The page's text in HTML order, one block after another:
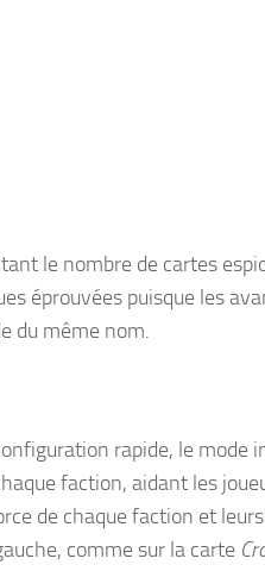
le nombre de cartes
éprouvées puisque les
du même nom.
rapide, le mode
faction, aidant les
de chaque faction et
comme sur la carte